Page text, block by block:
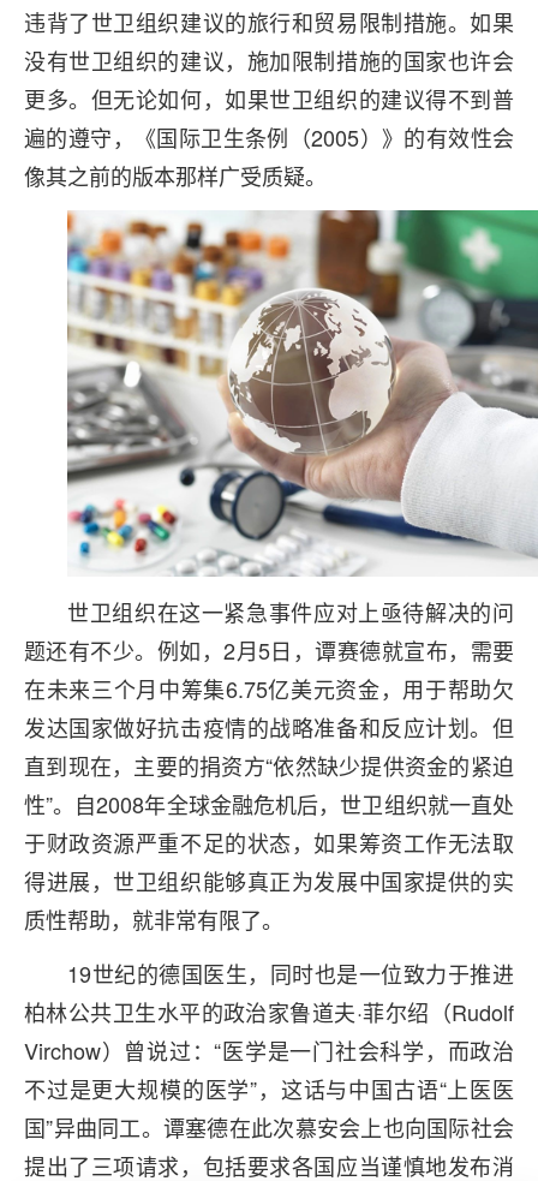
违背了世卫组织建议的旅行和贸易限制措施。如果
没有世卫组织的建议，施加限制措施的国家也许会
更多。但无论如何，如果世卫组织的建议得不到普
遍的遵守，《国际卫生条例（2005）》的有效性会
像其之前的版本那样广受质疑。
世卫组织在这一紧急事件应对上亟待解决的问
题还有不少。例如，2月5日，谭赛德就宣布，需要
在未来三个月中筹集6.75亿美元资金，用于帮助欠
发达国家做好抗击疫情的战略准备和反应计划。但
直到现在，主要的捐资方“依然缺少提供资金的紧迫
性”。自2008年全球金融危机后，世卫组织就一直处
于财政资源严重不足的状态，如果筹资工作无法取
得进展，世卫组织能够真正为发展中国家提供的实
质性帮助，就非常有限了。
19世纪的德国医生，同时也是一位致力于推进
柏林公共卫生水平的政治家鲁道夫·菲尔绍（Rudolf
Virchow）曾说过：“医学是一门社会科学，而政治
不过是更大规模的医学”，这话与中国古语“上医医
国”异曲同工。谭塞德在此次慕安会上也向国际社会
提出了三项请求，包括要求各国应当谨慎地发布消